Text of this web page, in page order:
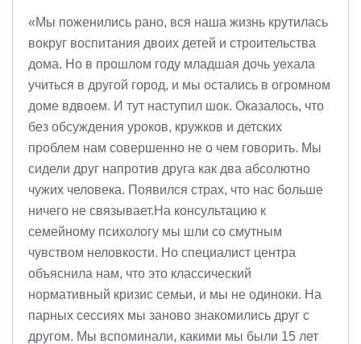
«Мы поженились рано, вся наша жизнь крутилась
вокруг воспитания двоих детей и строительства
дома. Но в прошлом году младшая дочь уехала
учиться в другой город, и мы остались в огромном
доме вдвоем. И тут наступил шок. Оказалось, что
без обсуждения уроков, кружков и детских
проблем нам совершенно не о чем говорить. Мы
сидели друг напротив друга как два абсолютно
чужих человека. Появился страх, что нас больше
ничего не связывает.На консультацию к
семейному психологу мы шли со смутным
чувством неловкости. Но специалист центра
объяснила нам, что это классический
нормативный кризис семьи, и мы не одиноки. На
парных сессиях мы заново знакомились друг с
другом. Мы вспоминали, какими мы были 15 лет